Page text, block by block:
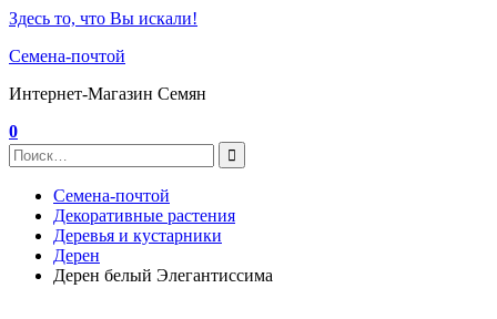
Здесь то, что Вы искали!
Семена-почтой
Интернет-Магазин Семян
0
Семена-почтой
Декоративные растения
Деревья и кустарники
Дерен
Дерен белый Элегантиссима